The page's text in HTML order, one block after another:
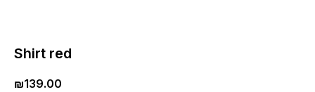
Shirt red
₪139.00